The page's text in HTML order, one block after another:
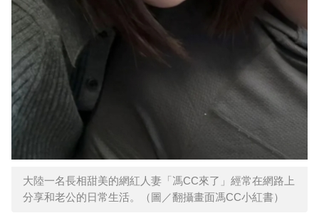
大陸一名長相甜美的網紅人妻「馮CC來了」經常在網路上
分享和老公的日常生活。（圖／翻攝畫面馮CC小紅書）